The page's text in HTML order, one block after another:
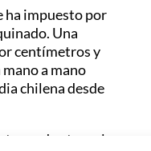
ha impuesto por
Una
centímetros y
a mano
chilena desde
tras el